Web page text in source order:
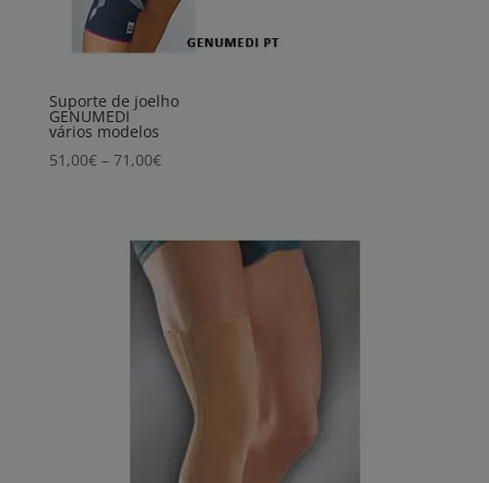
Suporte de joelho
GENUMEDI
vários modelos
51,00€ – 71,00€Price
71,00€